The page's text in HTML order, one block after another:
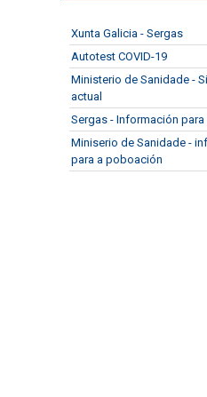
Xunta Galicia - Sergas
Autotest COVID-19
Ministerio de Sanidade -
actual
Sergas - Información
Miniserio de Sanidade -
para a poboación